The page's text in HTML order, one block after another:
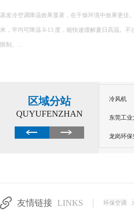
环保空调的降温原理主要基于水蒸发吸热的特性，以下是
内部配置有湿润的过滤媒介，如湿帘或湿纱
区域分站
QUYUFENZHAN
冷风机
东莞工业
龙岗环保
友情链接 LINKS 环保空调